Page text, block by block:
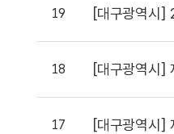
19 [대구광역시]
18 [대구광역시]
17 [대구광역시]